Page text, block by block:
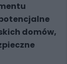
domów,